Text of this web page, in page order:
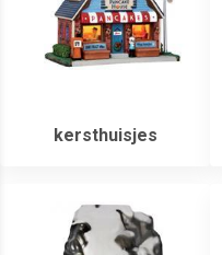
kersthuisjes